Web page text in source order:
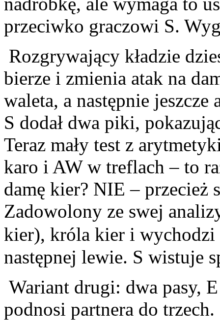
przeciwko graczowi S.
Rozgrywający kładzie
bierze i zmienia atak na
waleta, a następnie
S dodał dwa piki,
Teraz mały test z
karo i AW w treflach – to
damę kier? NIE – przecież
Zadowolony ze swej
kier), króla kier i
następnej lewie. S wistuje
Wariant drugi: dwa pasy,
podnosi partnera do trzech.